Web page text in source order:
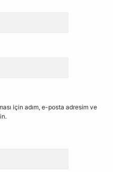
için adım, e-posta adresim ve